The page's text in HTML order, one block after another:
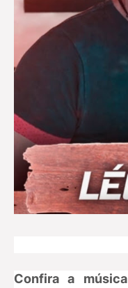
Confira a